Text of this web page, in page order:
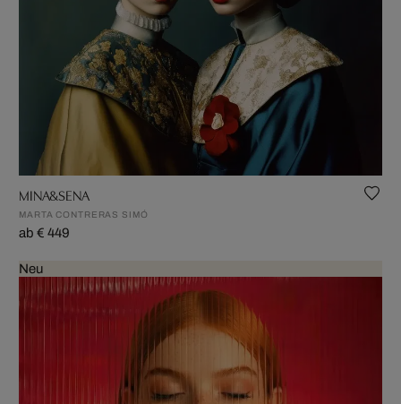
MINA&SENA
MARTA CONTRERAS SIMÓ
ab € 449
Neu